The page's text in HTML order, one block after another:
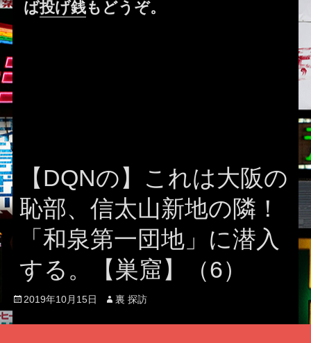
ば投げ銭もどうぞ。
【DQNの】これは大阪の
恥部、信太山新地の隣！
「和泉第一団地」に潜入
する。【巣窟】（6）
Posted
on
2019年10月15日 Author
裏 探訪